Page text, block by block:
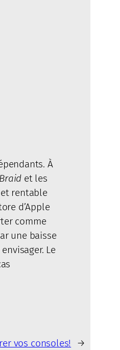
À
Braid et les
rentable
d’Apple
comme
une baisse
Le
vos consoles! →